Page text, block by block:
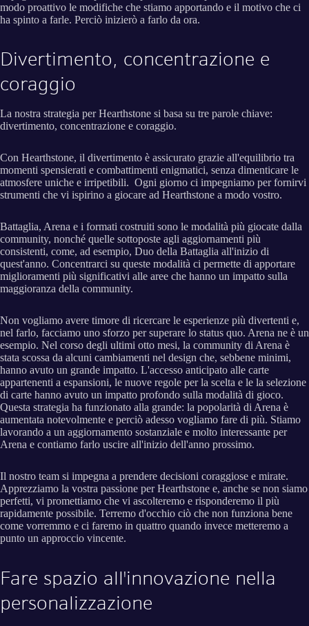
modo proattivo le modifiche che stiamo apportando e il motivo che ci
ha spinto a farle. Perciò inizierò a farlo da ora.
Divertimento, concentrazione e
coraggio
La nostra strategia per Hearthstone si basa su tre parole chiave:
divertimento, concentrazione e coraggio.
Con Hearthstone, il divertimento è assicurato grazie all'equilibrio tra
momenti spensierati e combattimenti enigmatici, senza dimenticare le
atmosfere uniche e irripetibili. Ogni giorno ci impegniamo per fornirvi
strumenti che vi ispirino a giocare ad Hearthstone a modo vostro.
Battaglia, Arena e i formati costruiti sono le modalità più giocate dalla
community, nonché quelle sottoposte agli aggiornamenti più
consistenti, come, ad esempio, Duo della Battaglia all'inizio di
quest'anno. Concentrarci su queste modalità ci permette di apportare
miglioramenti più significativi alle aree che hanno un impatto sulla
maggioranza della community.
Non vogliamo avere timore di ricercare le esperienze più divertenti e,
nel farlo, facciamo uno sforzo per superare lo status quo. Arena ne è un
esempio. Nel corso degli ultimi otto mesi, la community di Arena è
stata scossa da alcuni cambiamenti nel design che, sebbene minimi,
hanno avuto un grande impatto. L'accesso anticipato alle carte
appartenenti a espansioni, le nuove regole per la scelta e le la selezione
di carte hanno avuto un impatto profondo sulla modalità di gioco.
Questa strategia ha funzionato alla grande: la popolarità di Arena è
aumentata notevolmente e perciò adesso vogliamo fare di più. Stiamo
lavorando a un aggiornamento sostanziale e molto interessante per
Arena e contiamo farlo uscire all'inizio dell'anno prossimo.
Il nostro team si impegna a prendere decisioni coraggiose e mirate.
Apprezziamo la vostra passione per Hearthstone e, anche se non siamo
perfetti, vi promettiamo che vi ascolteremo e risponderemo il più
rapidamente possibile. Terremo d'occhio ciò che non funziona bene
come vorremmo e ci faremo in quattro quando invece metteremo a
punto un approccio vincente.
Fare spazio all'innovazione nella
personalizzazione